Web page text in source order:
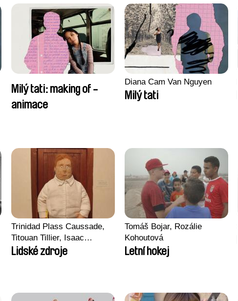
Milý tati: making of -
animace
Diana Cam Van Nguyen
Milý tati
Trinidad Plass Caussade,
Titouan Tillier, Isaac
Wenzek
Lidské zdroje
Tomáš Bojar, Rozálie
Kohoutová
Letní hokej